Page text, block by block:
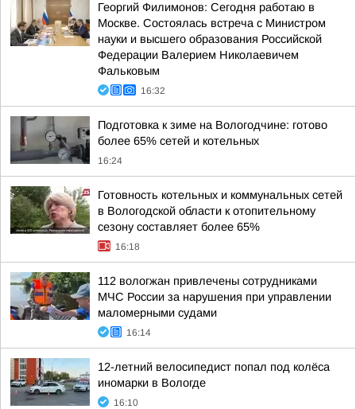
Георгий Филимонов: Сегодня работаю в
Москве. Состоялась встреча с Министром
науки и высшего образования Российской
Федерации Валерием Николаевичем
Фальковым
16:32
Подготовка к зиме на Вологодчине: готово
более 65% сетей и котельных
16:24
Готовность котельных и коммунальных сетей
в Вологодской области к отопительному
сезону составляет более 65%
16:18
112 вологжан привлечены сотрудниками
МЧС России за нарушения при управлении
маломерными судами
16:14
12-летний велосипедист попал под колёса
иномарки в Вологде
16:10